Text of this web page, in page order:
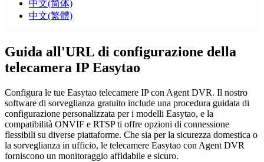
中文(简体)
中文(繁體)
Guida all'URL di configurazione della
telecamera IP Easytao
Configura le tue Easytao telecamere IP con Agent DVR. Il nostro
software di sorveglianza gratuito include una procedura guidata di
configurazione personalizzata per i modelli Easytao, e la
compatibilità ONVIF e RTSP ti offre opzioni di connessione
flessibili su diverse piattaforme. Che sia per la sicurezza domestica o
la sorveglianza in ufficio, le telecamere Easytao con Agent DVR
forniscono un monitoraggio affidabile e sicuro.